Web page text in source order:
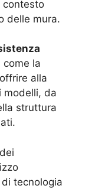
contesto
delle mura.
come la
alla
modelli, da
struttura
tecnologia